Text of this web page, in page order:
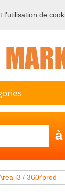
du
à
i3 / 360°prod
de